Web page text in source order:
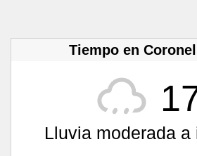
Tiempo en
Lluvia moderada a